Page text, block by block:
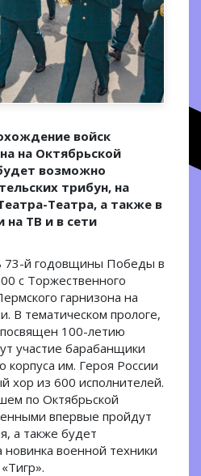
войск
на Октябрьской
возможно
трибун, на
Театра, а также в
на ТВ и в сети
73-й годовщины Победы в
с Торжественного
гарнизона на
В тематическом прологе,
100-летию
участие барабанщики
корпуса им. Героя России
хор из 600 исполнителей.
по Октябрьской
впервые пройдут
а также будет
военной техники